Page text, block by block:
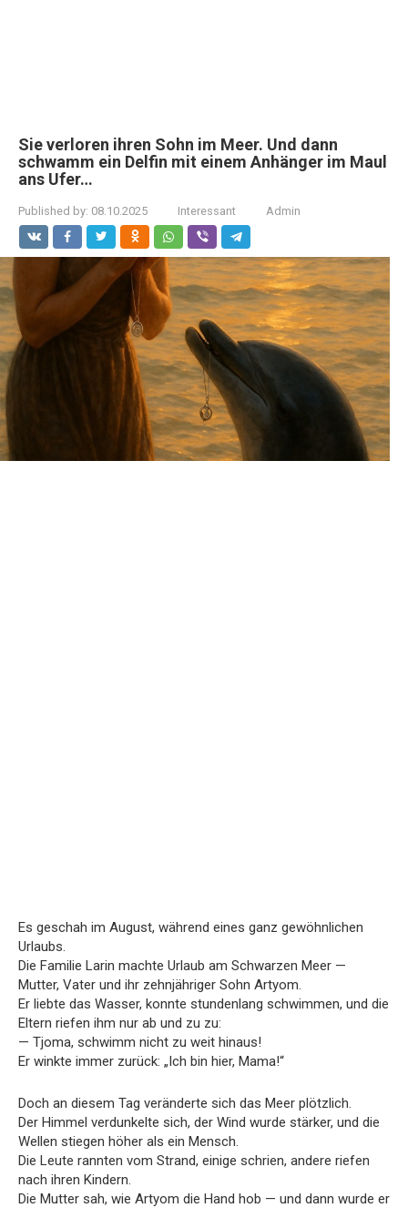
Sie verloren ihren Sohn im Meer. Und dann
schwamm ein Delfin mit einem Anhänger im Maul
ans Ufer…
Published by: 08.10.2025 Interessant Admin
Es geschah im August, während eines ganz gewöhnlichen
Urlaubs.
Die Familie Larin machte Urlaub am Schwarzen Meer —
Mutter, Vater und ihr zehnjähriger Sohn Artyom.
Er liebte das Wasser, konnte stundenlang schwimmen, und die
Eltern riefen ihm nur ab und zu zu:
— Tjoma, schwimm nicht zu weit hinaus!
Er winkte immer zurück: „Ich bin hier, Mama!“
Doch an diesem Tag veränderte sich das Meer plötzlich.
Der Himmel verdunkelte sich, der Wind wurde stärker, und die
Wellen stiegen höher als ein Mensch.
Die Leute rannten vom Strand, einige schrien, andere riefen
nach ihren Kindern.
Die Mutter sah, wie Artyom die Hand hob — und dann wurde er